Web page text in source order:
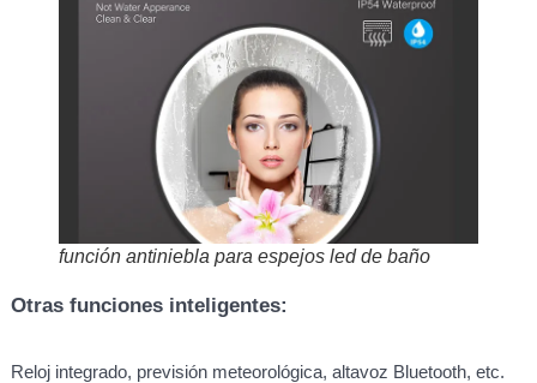
función antiniebla para espejos led de baño
Otras funciones inteligentes:
Reloj integrado, previsión meteorológica, altavoz Bluetooth, etc.